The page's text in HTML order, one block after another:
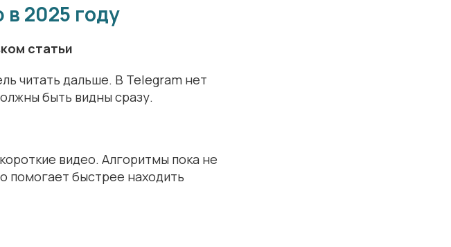
в 2025 году
статьи
читать дальше. В Telegram нет
быть видны сразу.
видео. Алгоритмы пока не
помогает быстрее находить